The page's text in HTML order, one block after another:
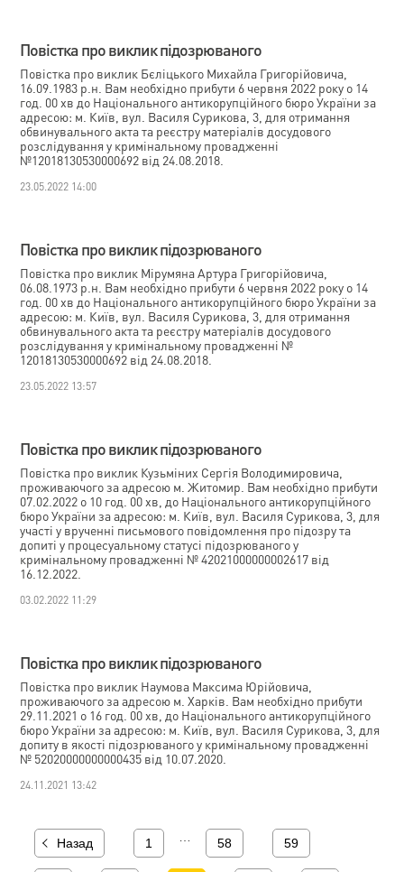
Повістка про виклик підозрюваного
Повістка про виклик Бєліцького Михайла Григорійовича,
16.09.1983 р.н. Вам необхідно прибути 6 червня 2022 року о 14
год. 00 хв до Національного антикорупційного бюро України за
адресою: м. Київ, вул. Василя Сурикова, 3, для отримання
обвинувального акта та реєстру матеріалів досудового
розслідування у кримінальному провадженні
№12018130530000692 від 24.08.2018.
23.05.2022 14:00
Повістка про виклик підозрюваного
Повістка про виклик Мірумяна Артура Григорійовича,
06.08.1973 р.н. Вам необхідно прибути 6 червня 2022 року о 14
год. 00 хв до Національного антикорупційного бюро України за
адресою: м. Київ, вул. Василя Сурикова, 3, для отримання
обвинувального акта та реєстру матеріалів досудового
розслідування у кримінальному провадженні №
12018130530000692 від 24.08.2018.
23.05.2022 13:57
Повістка про виклик підозрюваного
Повістка про виклик Кузьміних Сергія Володимировича,
проживаючого за адресою м. Житомир. Вам необхідно прибути
07.02.2022 о 10 год. 00 хв, до Національного антикорупційного
бюро України за адресою: м. Київ, вул. Василя Сурикова, 3, для
участі у врученні письмового повідомлення про підозру та
допиті у процесуальному статусі підозрюваного у
кримінальному провадженні № 42021000000002617 від
16.12.2022.
03.02.2022 11:29
Повістка про виклик підозрюваного
Повістка про виклик Наумова Максима Юрійовича,
проживаючого за адресою м. Харків. Вам необхідно прибути
29.11.2021 о 16 год. 00 хв, до Національного антикорупційного
бюро України за адресою: м. Київ, вул. Василя Сурикова, 3, для
допиту в якості підозрюваного у кримінальному провадженні
№ 52020000000000435 від 10.07.2020.
24.11.2021 13:42
Назад 1 58 59